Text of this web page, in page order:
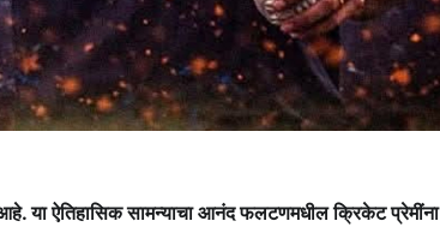
या ऐतिहासिक सामन्याचा आनंद फलटणमधील क्रिकेट प्रेमींना